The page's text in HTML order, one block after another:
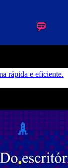
rápida e eficiente.